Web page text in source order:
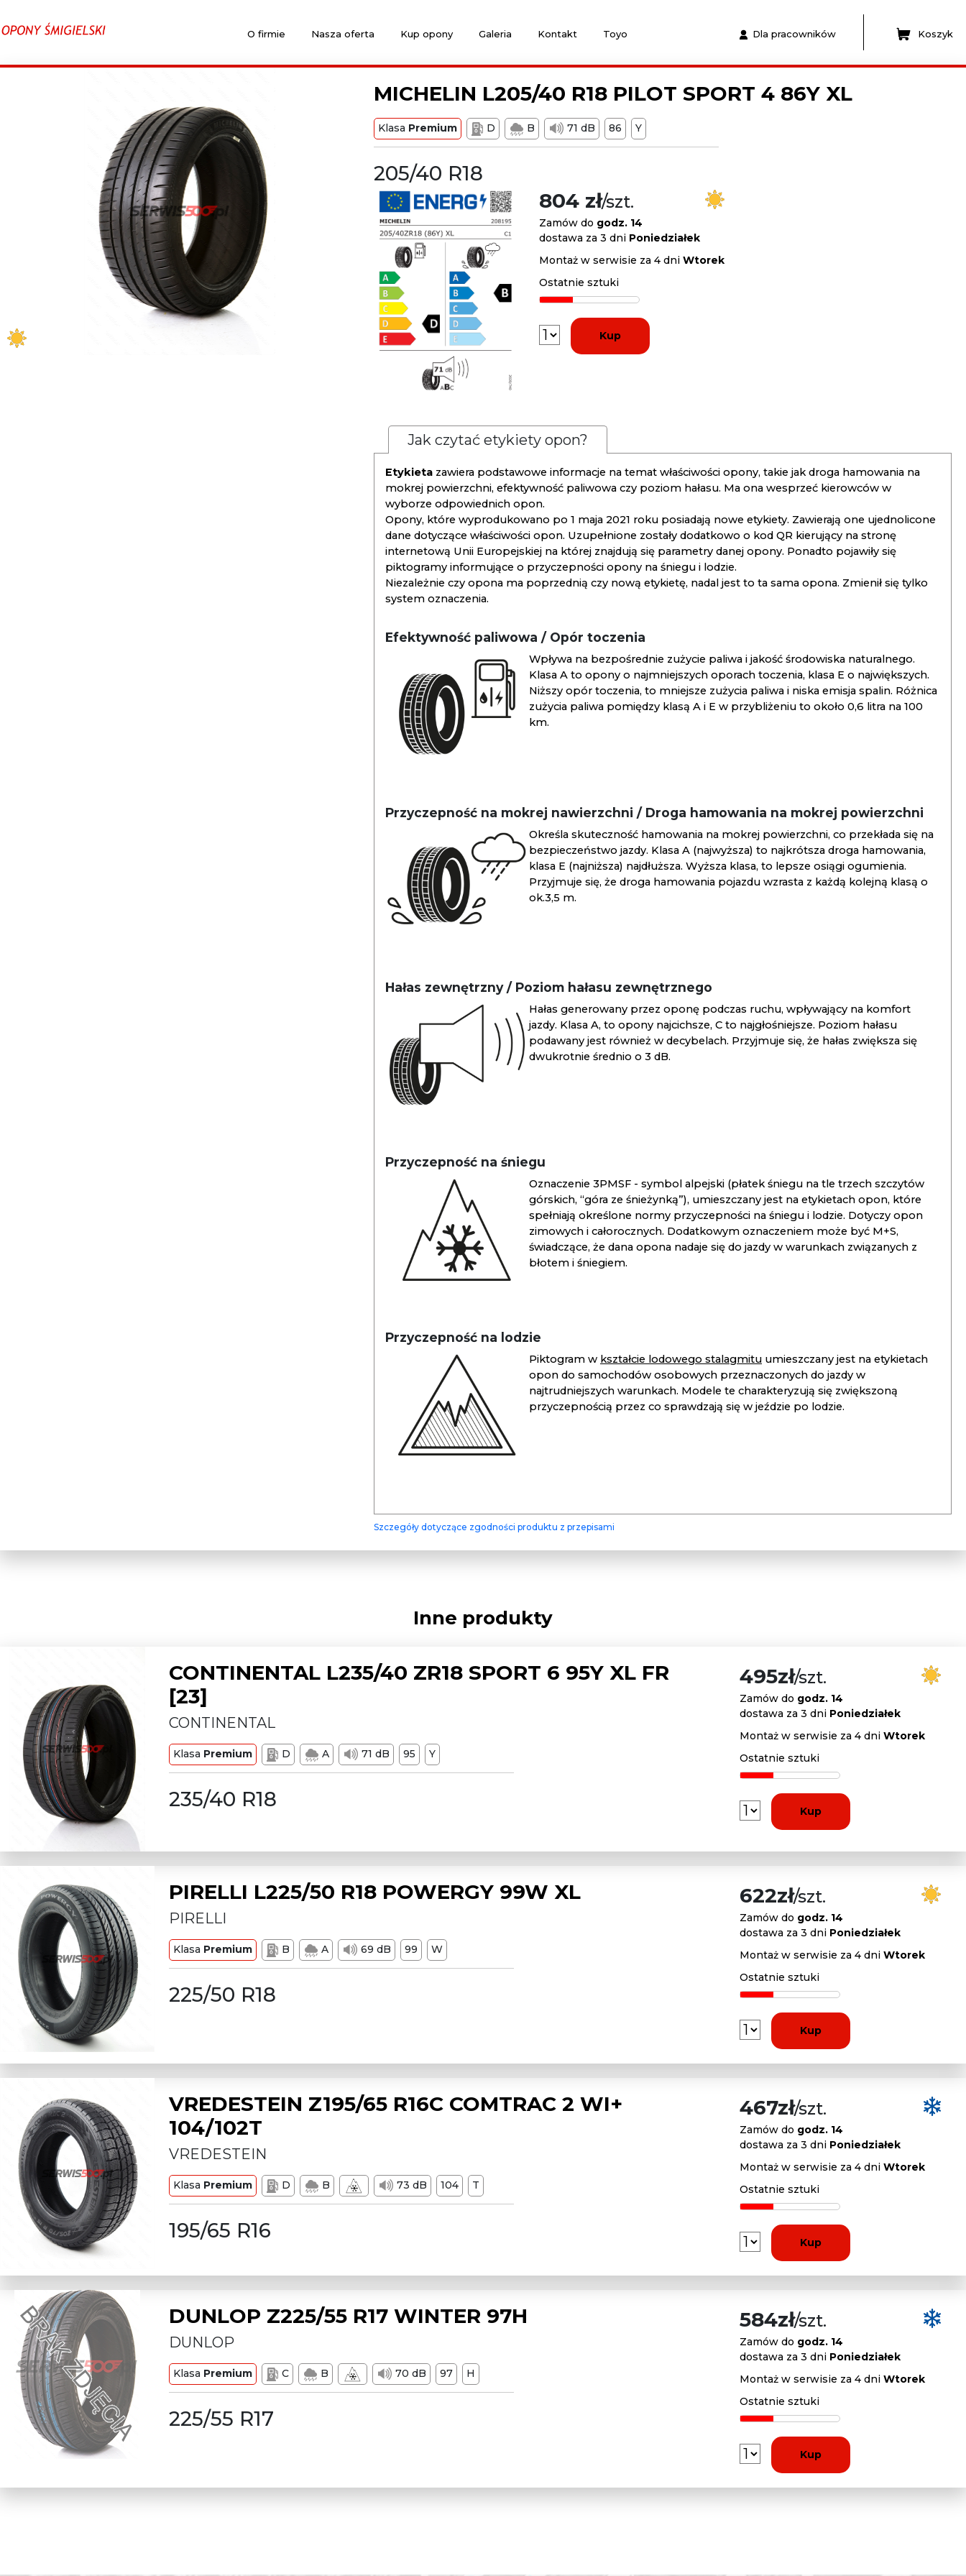
O firmie Nasza oferta Kup opony Galeria Kontakt Toyo Dla pracowników Koszyk
MICHELIN L205/40 R18 PILOT SPORT 4 86Y XL
Klasa Premium D B 71 dB 86 Y
205/40 R18
804 zł/szt.
Zamów do godz. 14
dostawa za 3 dni Poniedziałek
Montaż w serwisie za 4 dni Wtorek
Ostatnie sztuki
Kup
Jak czytać etykiety opon?
Etykieta zawiera podstawowe informacje na temat właściwości opony, takie jak droga hamowania na
mokrej powierzchni, efektywność paliwowa czy poziom hałasu. Ma ona wesprzeć kierowców w
wyborze odpowiednich opon.
Opony, które wyprodukowano po 1 maja 2021 roku posiadają nowe etykiety. Zawierają one ujednolicone
dane dotyczące właściwości opon. Uzupełnione zostały dodatkowo o kod QR kierujący na stronę
internetową Unii Europejskiej na której znajdują się parametry danej opony. Ponadto pojawiły się
piktogramy informujące o przyczepności opony na śniegu i lodzie.
Niezależnie czy opona ma poprzednią czy nową etykietę, nadal jest to ta sama opona. Zmienił się tylko
system oznaczenia.
Efektywność paliwowa / Opór toczenia
Wpływa na bezpośrednie zużycie paliwa i jakość środowiska naturalnego.
Klasa A to opony o najmniejszych oporach toczenia, klasa E o największych.
Niższy opór toczenia, to mniejsze zużycia paliwa i niska emisja spalin. Różnica
zużycia paliwa pomiędzy klasą A i E w przybliżeniu to około 0,6 litra na 100
km.
Przyczepność na mokrej nawierzchni / Droga hamowania na mokrej powierzchni
Określa skuteczność hamowania na mokrej powierzchni, co przekłada się na
bezpieczeństwo jazdy. Klasa A (najwyższa) to najkrótsza droga hamowania,
klasa E (najniższa) najdłuższa. Wyższa klasa, to lepsze osiągi ogumienia.
Przyjmuje się, że droga hamowania pojazdu wzrasta z każdą kolejną klasą o
ok.3,5 m.
Hałas zewnętrzny / Poziom hałasu zewnętrznego
Hałas generowany przez oponę podczas ruchu, wpływający na komfort
jazdy. Klasa A, to opony najcichsze, C to najgłośniejsze. Poziom hałasu
podawany jest również w decybelach. Przyjmuje się, że hałas zwiększa się
dwukrotnie średnio o 3 dB.
Przyczepność na śniegu
Oznaczenie 3PMSF - symbol alpejski (płatek śniegu na tle trzech szczytów
górskich, “góra ze śnieżynką”), umieszczany jest na etykietach opon, które
spełniają określone normy przyczepności na śniegu i lodzie. Dotyczy opon
zimowych i całorocznych. Dodatkowym oznaczeniem może być M+S,
świadczące, że dana opona nadaje się do jazdy w warunkach związanych z
błotem i śniegiem.
Przyczepność na lodzie
Piktogram w kształcie lodowego stalagmitu umieszczany jest na etykietach
opon do samochodów osobowych przeznaczonych do jazdy w
najtrudniejszych warunkach. Modele te charakteryzują się zwiększoną
przyczepnością przez co sprawdzają się w jeździe po lodzie.
Szczegóły dotyczące zgodności produktu z przepisami
Inne produkty
CONTINENTAL L235/40 ZR18 SPORT 6 95Y XL FR
[23]
CONTINENTAL
Klasa Premium D A 71 dB 95 Y
235/40 R18
495zł/szt.
Zamów do godz. 14
dostawa za 3 dni Poniedziałek
Montaż w serwisie za 4 dni Wtorek
Ostatnie sztuki
Kup
PIRELLI L225/50 R18 POWERGY 99W XL
PIRELLI
Klasa Premium B A 69 dB 99 W
225/50 R18
622zł/szt.
Zamów do godz. 14
dostawa za 3 dni Poniedziałek
Montaż w serwisie za 4 dni Wtorek
Ostatnie sztuki
Kup
VREDESTEIN Z195/65 R16C COMTRAC 2 WI+
104/102T
VREDESTEIN
Klasa Premium D B 73 dB 104 T
195/65 R16
467zł/szt.
Zamów do godz. 14
dostawa za 3 dni Poniedziałek
Montaż w serwisie za 4 dni Wtorek
Ostatnie sztuki
Kup
DUNLOP Z225/55 R17 WINTER 97H
DUNLOP
Klasa Premium C B 70 dB 97 H
225/55 R17
584zł/szt.
Zamów do godz. 14
dostawa za 3 dni Poniedziałek
Montaż w serwisie za 4 dni Wtorek
Ostatnie sztuki
Kup